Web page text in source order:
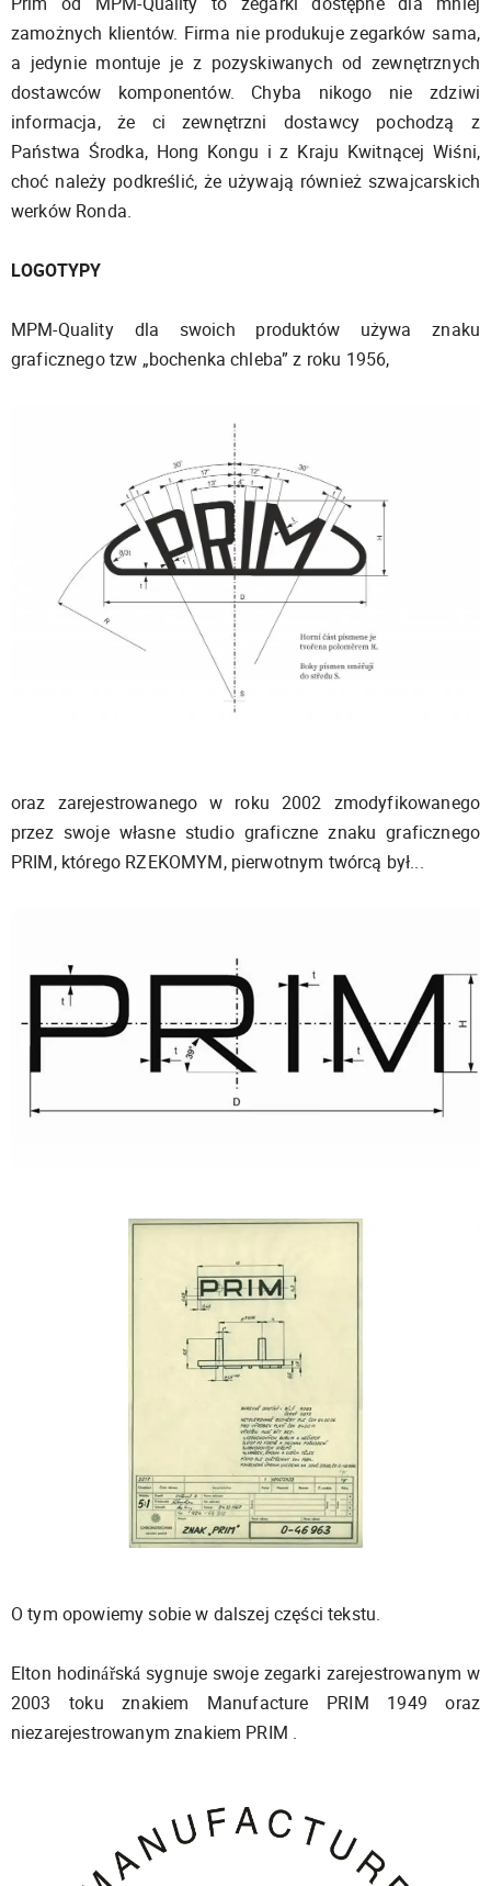
zamożnych klientów. Firma nie produkuje zegarków sama,
a jedynie montuje je z pozyskiwanych od zewnętrznych
dostawców komponentów. Chyba nikogo nie zdziwi
informacja, że ci zewnętrzni dostawcy pochodzą z
Państwa Środka, Hong Kongu i z Kraju Kwitnącej Wiśni,
choć należy podkreślić, że używają również szwajcarskich
werków Ronda.
LOGOTYPY
MPM-Quality dla swoich produktów używa znaku
graficznego tzw „bochenka chleba” z roku 1956,
oraz zarejestrowanego w roku 2002 zmodyfikowanego
przez swoje własne studio graficzne znaku graficznego
PRIM, którego RZEKOMYM, pierwotnym twórcą był...
O tym opowiemy sobie w dalszej części tekstu.
Elton hodinářská sygnuje swoje zegarki zarejestrowanym w
2003 toku znakiem Manufacture PRIM 1949 oraz
niezarejestrowanym znakiem PRIM .